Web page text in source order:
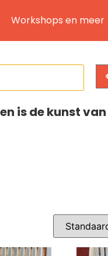
Workshops en meer
is de kunst